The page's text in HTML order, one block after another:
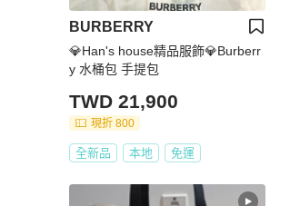
BURBERRY
💎Han's house精品服飾💎Burberr
y 水桶包 手提包
TWD 21,900
現折 800
全新品 本地 免運